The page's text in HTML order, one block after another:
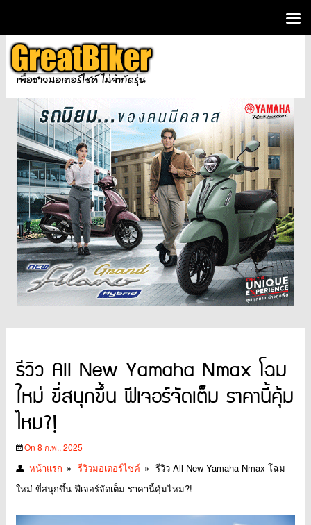
รีวิว All New Yamaha Nmax โฉม
ใหม่ ขี่สนุกขึ้น ฟีเจอร์จัดเต็ม ราคานี้คุ้ม
ไหม?!
On 8 ก.พ., 2025
หน้าแรก » รีวิวมอเตอร์ไซค์ » รีวิว All New Yamaha Nmax โฉม
ใหม่ ขี่สนุกขึ้น ฟีเจอร์จัดเต็ม ราคานี้คุ้มไหม?!